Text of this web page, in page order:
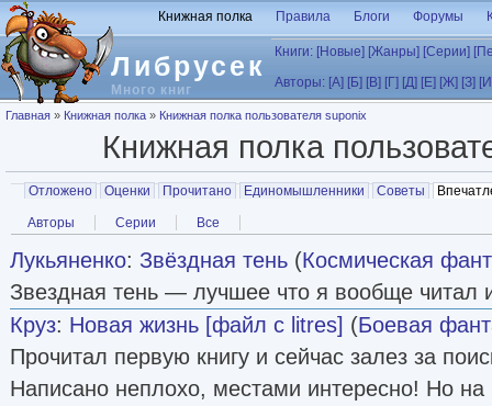
Перейти к основному содержанию
Либрусек
Много книг
Книжная полка Правила Блоги Форумы
Книги: [Новые] [Жанры] [Серии]
Авторы: [А] [Б] [В] [Г] [Д] [Е] [Ж] [З]
Вы здесь
Главная » Книжная полка » Книжная полка пользователя suponix
Книжная полка
Главные вкладки
Отложено Оценки Прочитано Единомышленники Советы
Вторичные вкладки
Авторы Серии Все
Лукьяненко: Звёздная тень (Космическая
Звездная тень — лучшее что я вообще читал
Круз: Новая жизнь [файл с litres] (Боевая
Прочитал первую книгу и сейчас залез за
Написано неплохо, местами интересно! Но на